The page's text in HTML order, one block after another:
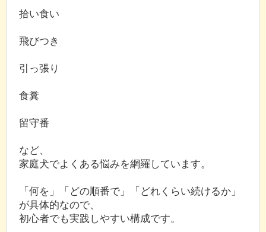
拾い食い
飛びつき
引っ張り
食糞
留守番
など、
家庭犬でよくある悩みを網羅しています。
「何を」「どの順番で」「どれくらい続けるか」
が具体的なので、
初心者でも実践しやすい構成です。